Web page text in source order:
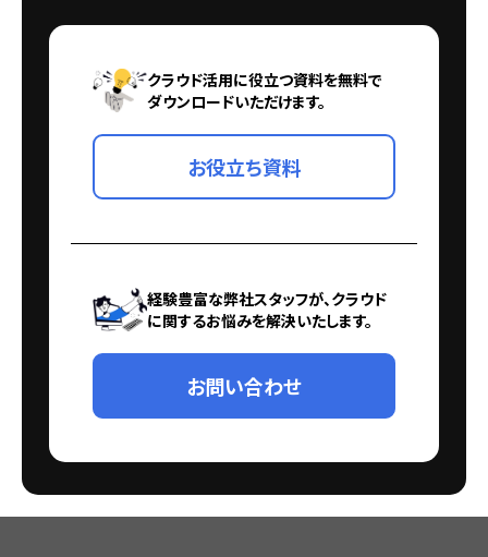
クラウド活用に役立つ資料を無料で
ダウンロードいただけます。
お役立ち資料
経験豊富な弊社スタッフが、クラウド
に関するお悩みを解決いたします。
お問い合わせ